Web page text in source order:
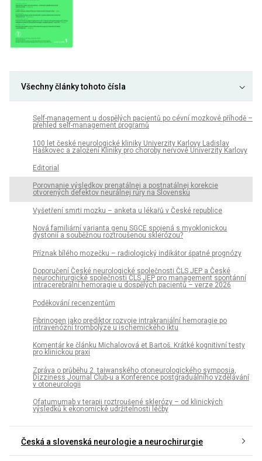
Všechny články tohoto čísla
Self-management u dospělých pacientů po cévní mozkové příhodě –
přehled self-management programů
100 let české neurologické kliniky Univerzity Karlovy Ladislav
Haškovec a založení Kliniky pro choroby nervové Univerzity Karlovy
Editorial
Porovnanie výsledkov prenatálnej a postnatálnej korekcie
otvorených defektov neurálnej rúry na Slovensku
Vyšetření smrti mozku – anketa u lékařů v České republice
Nová familiární varianta genu SGCE spojená s myoklonickou
dystonií a souběžnou roztroušenou sklerózou?
Příznak bílého mozečku – radiologický indikátor špatné prognózy
Doporučení České neurologické společnosti ČLS JEP a České
neurochirurgické společnosti ČLS JEP pro management spontánní
intracerebrální hemoragie u dospělých pacientů – verze 2026
Poděkování recenzentům
Fibrinogen jako prediktor rozvoje intrakraniální hemoragie po
intravenózní trombolýze u ischemického iktu
Komentár ke článku Michalovová et Bartoš. Krátké kognitivní testy
pro klinickou praxi
Zpráva o průběhu 2. taiwanského otoneurologického symposia,
Dizziness Journal Club-u a Konference postgraduálního vzdělávání
v otoneurologii
Ofatumumab v terapii roztroušené sklerózy – od klinických
výsledků k ekonomické udržitelnosti léčby
Česká a slovenská neurologie a neurochirurgie